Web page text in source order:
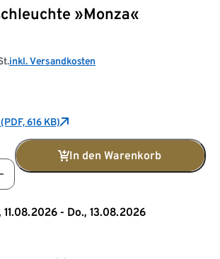
»Monza«
inkl. Versandkosten
616 KB)
In den Warenkorb
11.08.2026 - Do., 13.08.2026